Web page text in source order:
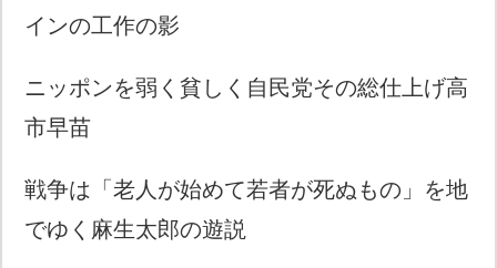
インの工作の影
ニッポンを弱く貧しく自民党その総仕上げ高
市早苗
戦争は「老人が始めて若者が死ぬもの」を地
でゆく麻生太郎の遊説